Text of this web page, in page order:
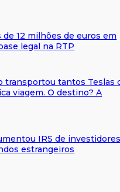
de 12 milhões de euros em
legal na RTP
transportou tantos Teslas
viagem. O destino? A
IRS de investidores
estrangeiros